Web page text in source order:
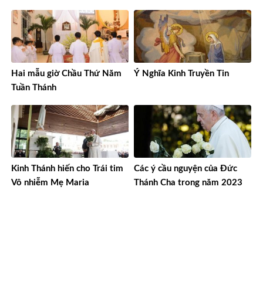
Hai mẫu giờ Chầu Thứ Năm
Tuần Thánh
Ý Nghĩa Kinh Truyền Tin
Kinh Thánh hiến cho Trái tim
Vô nhiễm Mẹ Maria
Các ý cầu nguyện của Đức
Thánh Cha trong năm 2023